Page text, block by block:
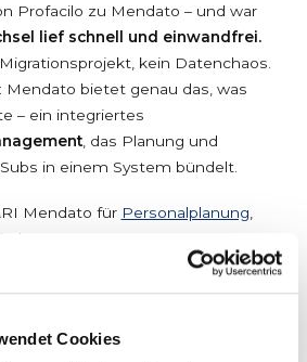
Cookies
Profacilo zu Mendato – und war
lief schnell und einwandfrei.
kein Datenchaos.
Mendato bietet genau das, was
– ein integriertes
, das Planung und
in einem System bündelt.
Mendato für Personalplanung
Controlling– alle fünf
komplettes System für ein